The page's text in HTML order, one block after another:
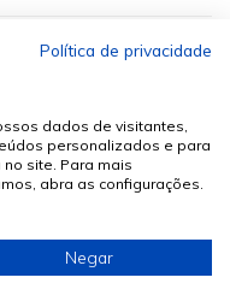
Reservados
Política de privacidade
dados de visitantes,
personalizados e para
site. Para mais
abra as configurações.
Negar